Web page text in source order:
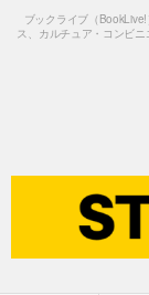
ブックライブ（
ス、カルチュア・コンビ